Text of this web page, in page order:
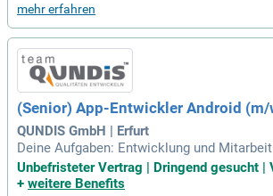
Anwendungen, einschließlich physischer
ows für digitale Zugangsdaten mit Mifare
ckeln robuste Anwendungslogiken und
giebewusste Firmware auf Embedded
egrieren Sie NFC-, BLE- und WLAN-
e mobile Credential-Workflows. Ihre
Security ermöglicht es, Secure Elements
und die Software mit sicherem Boot und
sichern. Durch die Wartung und
re-Lösungen in C++ und C# stellen Sie
mierung sicher.
mehr erfahren
(Senior) App-Entwickler Android
QUNDIS GmbH | Erfurt
Deine Aufgaben: Entwicklung und Mitarbeit
t eingesetzten Android-App zum
en von IoT-Messgeräten und -
Unbefristeter Vertrag | Dringend gesucht |
+ weitere Benefits